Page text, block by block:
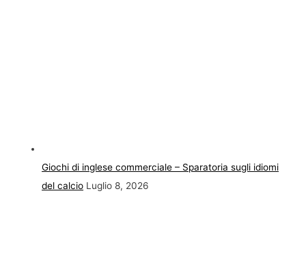
Giochi di inglese commerciale – Sparatoria sugli idiomi
del calcio Luglio 8, 2026